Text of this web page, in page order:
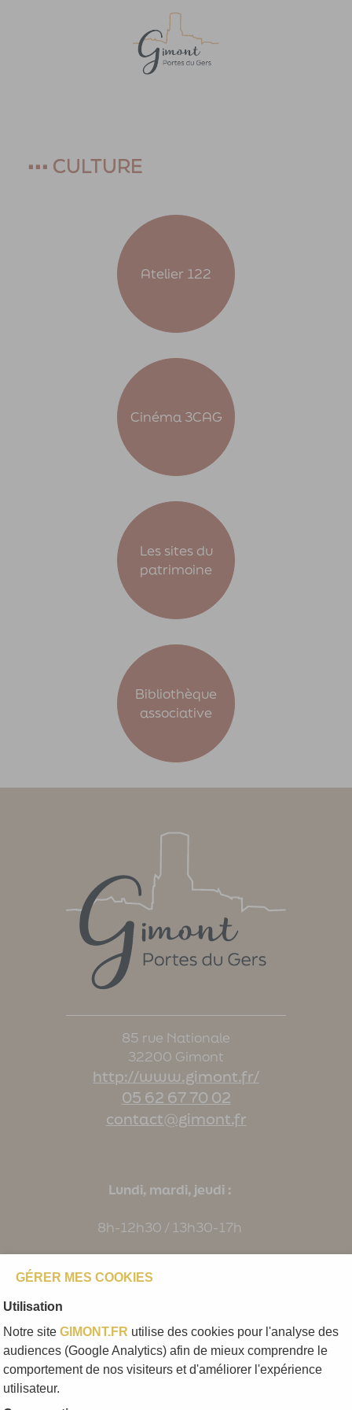
••• CULTURE
Atelier 122
Cinéma 3CAG
Les sites du
patrimoine
Bibliothèque
associative
85 rue Nationale
32200 Gimont
http://www.gimont.fr/
05 62 67 70 02
contact@gimont.fr
Lundi, mardi, jeudi :
8h-12h30 / 13h30-17h
Vendredi:
8h-12h30 / 13h30-16h
GÉRER MES COOKIES
Utilisation
Notre siteGIMONT.FR utilise des cookies pour l'analyse des
audiences (Google Analytics) afin de mieux comprendre le
comportement de nos visiteurs et d'améliorer l'expérience
utilisateur.